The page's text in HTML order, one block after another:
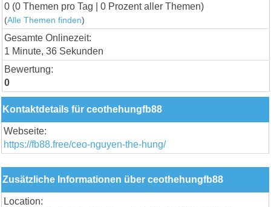
0 (0 Themen pro Tag | 0 Prozent aller Themen)
(Alle Themen finden)
Gesamte Onlinezeit:
1 Minute, 36 Sekunden
Bewertung:
0
Kontaktdetails für ceothehungfb88
Webseite:
https://fb88.free/ceo-nguyen-the-hung/
Zusätzliche Informationen über ceothehungfb88
Location: